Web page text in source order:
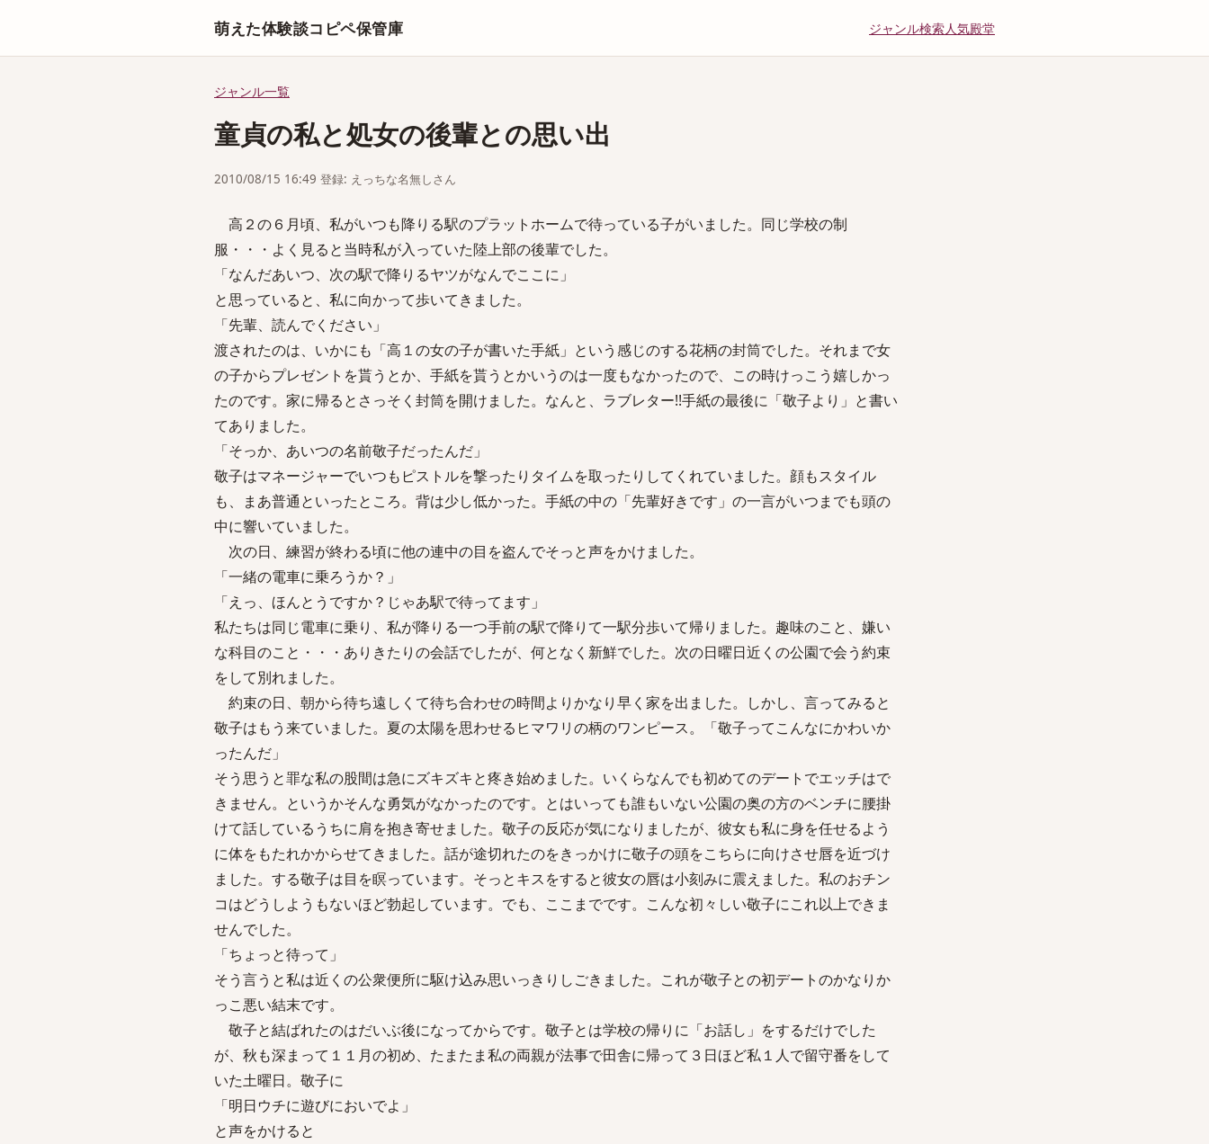
萌えた体験談コピペ保管庫 ジャンル検索人気殿堂
ジャンル一覧
童貞の私と処女の後輩との思い出
2010/08/15 16:49 登録: えっちな名無しさん
高２の６月頃、私がいつも降りる駅のプラットホームで待っている子がいました。同じ学校の制
服・・・よく見ると当時私が入っていた陸上部の後輩でした。
「なんだあいつ、次の駅で降りるヤツがなんでここに」
と思っていると、私に向かって歩いてきました。
「先輩、読んでください」
渡されたのは、いかにも「高１の女の子が書いた手紙」という感じのする花柄の封筒でした。それまで女
の子からプレゼントを貰うとか、手紙を貰うとかいうのは一度もなかったので、この時けっこう嬉しかっ
たのです。家に帰るとさっそく封筒を開けました。なんと、ラブレター!!手紙の最後に「敬子より」と書い
てありました。
「そっか、あいつの名前敬子だったんだ」
敬子はマネージャーでいつもピストルを撃ったりタイムを取ったりしてくれていました。顔もスタイル
も、まあ普通といったところ。背は少し低かった。手紙の中の「先輩好きです」の一言がいつまでも頭の
中に響いていました。
次の日、練習が終わる頃に他の連中の目を盗んでそっと声をかけました。
「一緒の電車に乗ろうか？」
「えっ、ほんとうですか？じゃあ駅で待ってます」
私たちは同じ電車に乗り、私が降りる一つ手前の駅で降りて一駅分歩いて帰りました。趣味のこと、嫌い
な科目のこと・・・ありきたりの会話でしたが、何となく新鮮でした。次の日曜日近くの公園で会う約束
をして別れました。
約束の日、朝から待ち遠しくて待ち合わせの時間よりかなり早く家を出ました。しかし、言ってみると
敬子はもう来ていました。夏の太陽を思わせるヒマワリの柄のワンピース。「敬子ってこんなにかわいか
ったんだ」
そう思うと罪な私の股間は急にズキズキと疼き始めました。いくらなんでも初めてのデートでエッチはで
きません。というかそんな勇気がなかったのです。とはいっても誰もいない公園の奥の方のベンチに腰掛
けて話しているうちに肩を抱き寄せました。敬子の反応が気になりましたが、彼女も私に身を任せるよう
に体をもたれかからせてきました。話が途切れたのをきっかけに敬子の頭をこちらに向けさせ唇を近づけ
ました。する敬子は目を瞑っています。そっとキスをすると彼女の唇は小刻みに震えました。私のおチン
コはどうしようもないほど勃起しています。でも、ここまでです。こんな初々しい敬子にこれ以上できま
せんでした。
「ちょっと待って」
そう言うと私は近くの公衆便所に駆け込み思いっきりしごきました。これが敬子との初デートのかなりか
っこ悪い結末です。
敬子と結ばれたのはだいぶ後になってからです。敬子とは学校の帰りに「お話し」をするだけでした
が、秋も深まって１１月の初め、たまたま私の両親が法事で田舎に帰って３日ほど私１人で留守番をして
いた土曜日。敬子に
「明日ウチに遊びにおいでよ」
と声をかけると